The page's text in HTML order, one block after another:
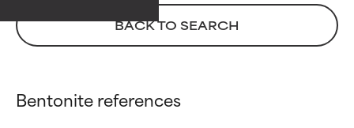
BACK TO SEARCH
Bentonite references
DA EVITARE
ingredienti potenzialmente
problematici.
DA EVITARE
ingredienti potenzialmente
problematici.